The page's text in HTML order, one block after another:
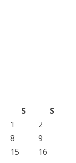
S
S
1
2
8
9
15
16